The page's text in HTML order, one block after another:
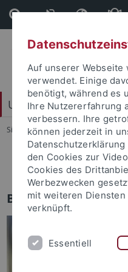
Direkt
zum
Inhalt
Direkt
zur
Fußleiste
Universitätsbibliothek
Sie sind hier: Startseite ...
Abgeschlossene Projekte
Blended Library
Auf unserer Webseite
verwendet. Einige
benötigt, während es
Ihre Nutzererfahrung
verbessern. Ihre
können jederzeit in
den Cookies zur
Cookies des
Werbezwecken
mit weiteren
verknüpft.
Essentiell